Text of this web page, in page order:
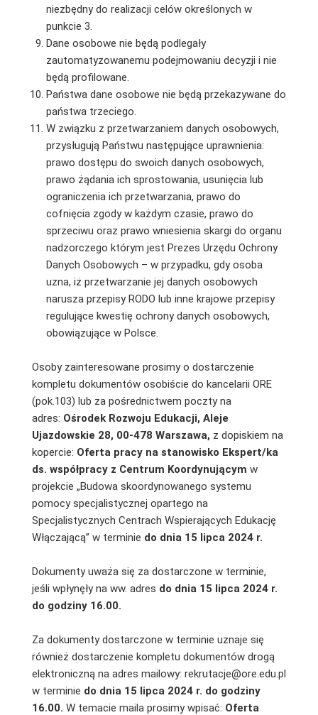
niezbędny do realizacji celów określonych w
punkcie 3.
Dane osobowe nie będą podlegały
zautomatyzowanemu podejmowaniu decyzji i nie
będą profilowane.
Państwa dane osobowe nie będą przekazywane do
państwa trzeciego.
W związku z przetwarzaniem danych osobowych,
przysługują Państwu następujące uprawnienia:
prawo dostępu do swoich danych osobowych,
prawo żądania ich sprostowania, usunięcia lub
ograniczenia ich przetwarzania, prawo do
cofnięcia zgody w każdym czasie, prawo do
sprzeciwu oraz prawo wniesienia skargi do organu
nadzorczego którym jest Prezes Urzędu Ochrony
Danych Osobowych – w przypadku, gdy osoba
uzna, iż przetwarzanie jej danych osobowych
narusza przepisy RODO lub inne krajowe przepisy
regulujące kwestię ochrony danych osobowych,
obowiązujące w Polsce.
Osoby zainteresowane prosimy o dostarczenie
kompletu dokumentów osobiście do kancelarii ORE
(pok.103) lub za pośrednictwem poczty na
adres: Ośrodek Rozwoju Edukacji, Aleje
Ujazdowskie 28, 00-478 Warszawa, z dopiskiem na
kopercie: Oferta pracy na stanowisko Ekspert/ka
ds. współpracy z Centrum Koordynującym w
projekcie „Budowa skoordynowanego systemu
pomocy specjalistycznej opartego na
Specjalistycznych Centrach Wspierających Edukację
Włączającą” w terminie do dnia 15 lipca 2024 r.
Dokumenty uważa się za dostarczone w terminie,
jeśli wpłynęły na ww. adres do dnia 15 lipca 2024 r.
do godziny 16.00.
Za dokumenty dostarczone w terminie uznaje się
również dostarczenie kompletu dokumentów drogą
elektroniczną na adres mailowy: rekrutacje@ore.edu.pl
w terminie do dnia 15 lipca 2024 r. do godziny
16.00. W temacie maila prosimy wpisać: Oferta